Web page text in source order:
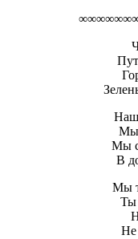
Наш
Мы
Мы
В
Мы
Ты
Не